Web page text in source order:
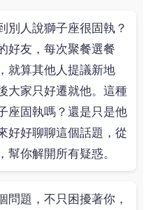
別人說獅子座很固執？
好友，每次聚餐選餐
就算其他人提議新地
大家只好遷就他。這種
座固執嗎？還是只是他
好好聊聊這個話題，從
你解開所有疑惑。
問題，不只困擾著你，